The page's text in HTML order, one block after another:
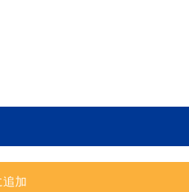
追加